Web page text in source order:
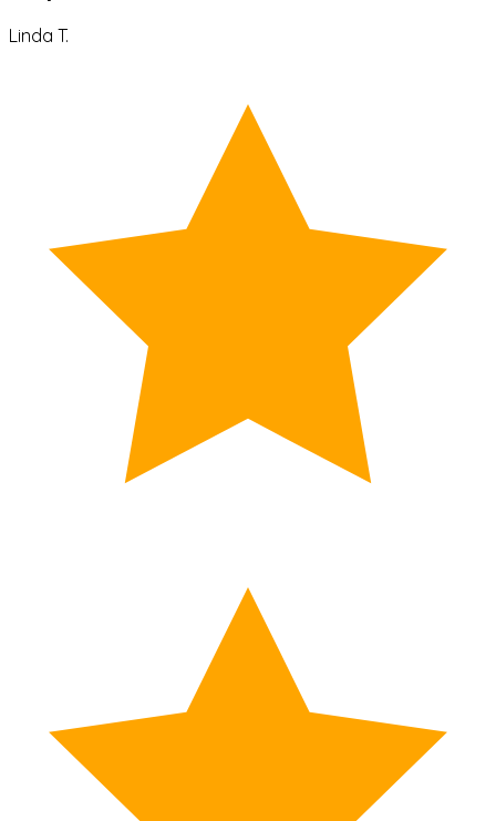
Linda T.